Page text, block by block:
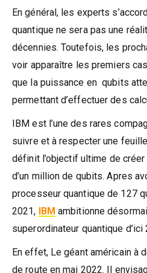
En général, les experts
quantique ne sera pas une
décennies. Toutefois, les
voir apparaître les premiers
que la puissance en qubits
permettant d’effectuer des
IBM est l’une des rares
suivre et à respecter une
définit l’objectif ultime de
d’un million de qubits. Apres
processeur quantique de 127
2021, IBM ambitionne
superordinateur quantique d’ici
En effet, Le géant américain à
de route en mai 2022. Il